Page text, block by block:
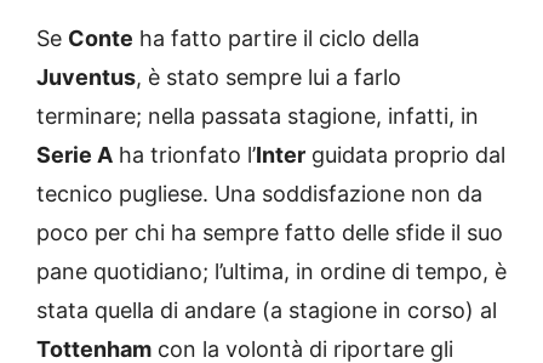
Se Conte ha fatto partire il ciclo della
Juventus, è stato sempre lui a farlo
terminare; nella passata stagione, infatti, in
Serie A ha trionfato l’Inter guidata proprio dal
tecnico pugliese. Una soddisfazione non da
poco per chi ha sempre fatto delle sfide il suo
pane quotidiano; l’ultima, in ordine di tempo, è
stata quella di andare (a stagione in corso) al
Tottenham con la volontà di riportare gli